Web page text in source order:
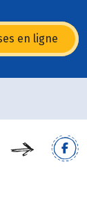
en ligne
nouvelle